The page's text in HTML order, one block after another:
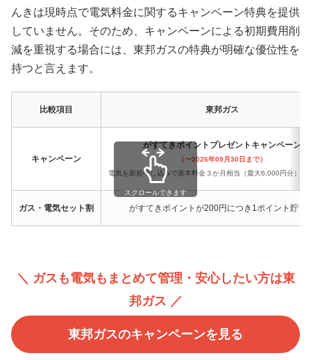
んきは現時点で電気料金に関するキャンペーン特典を提供
していません。そのため、キャンペーンによる初期費用削
減を重視する場合には、東邦ガスの特典が明確な優位性を
持つと言えます。
比較項目 東邦ガス
キャンペーン
がすてきポイントプレゼントキャンペーン
（〜2026年09月30日まで）
電気を新規申し込みで基本料金３か月相当（最大6,000円分）プ
ガス・電気セット割 がすてきポイントが200円につき1ポイント貯ま
スクロールできます
＼ ガスも電気もまとめて管理・安心したい方は東
邦ガス ／
東邦ガスのキャンペーンを見る